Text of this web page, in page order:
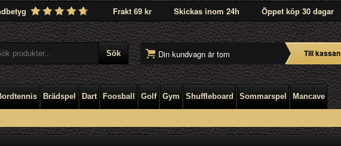
Frakt 69 kr Skickas inom 24h Öppet köp 30 dagar
Din kundvagn är tom Till kassan
Brädspel Dart Foosball Golf Gym Shuffleboard Sommarspel Mancave